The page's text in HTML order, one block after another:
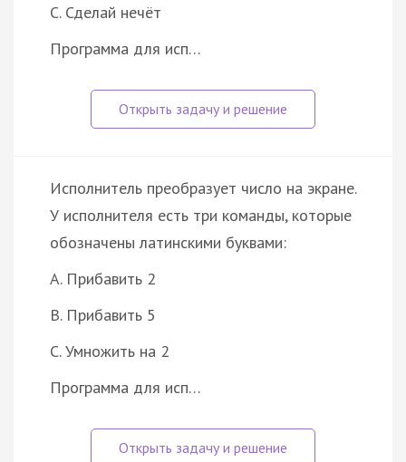
C. Сделай нечёт
Программа для исп…
Исполнитель преобразует число на экране.
У исполнителя есть три команды, которые
обозначены латинскими буквами:
A. Прибавить 2
B. Прибавить 5
C. Умножить на 2
Программа для исп…